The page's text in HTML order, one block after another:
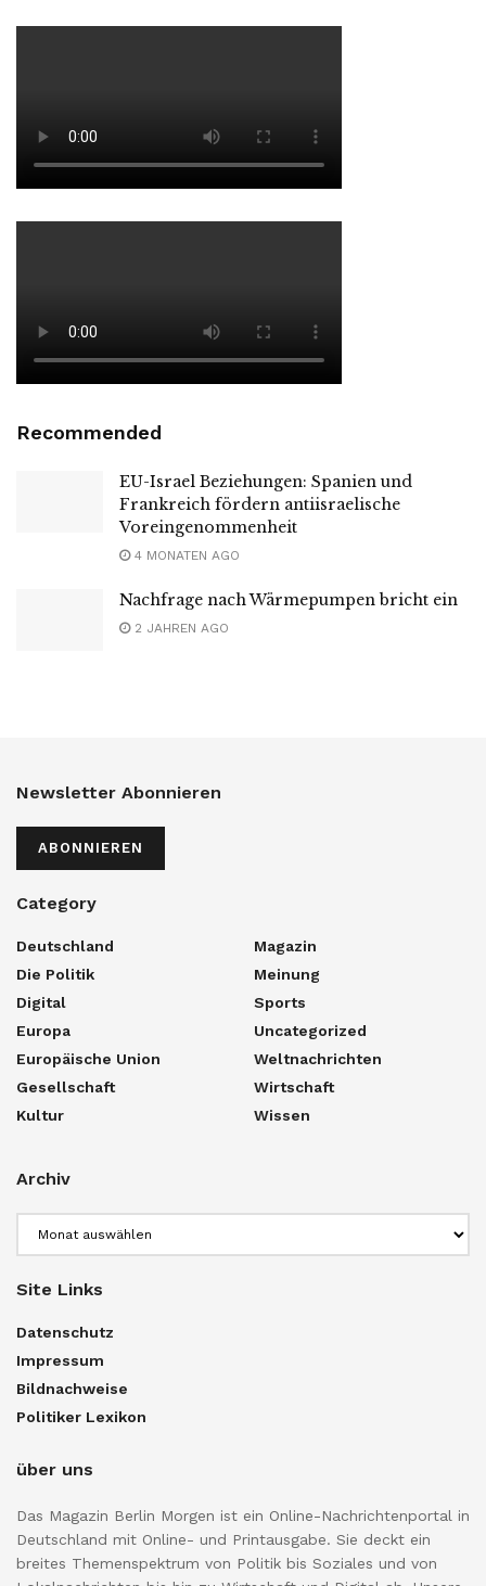
Recommended
EU-Israel Beziehungen: Spanien und
Frankreich fördern antiisraelische
Voreingenommenheit
4 MONATEN AGO
Nachfrage nach Wärmepumpen bricht ein
2 JAHREN AGO
Newsletter Abonnieren
ABONNIEREN
Category
Deutschland
Die Politik
Digital
Europa
Europäische Union
Gesellschaft
Kultur
Magazin
Meinung
Sports
Uncategorized
Weltnachrichten
Wirtschaft
Wissen
Archiv
Site Links
Datenschutz
Impressum
Bildnachweise
Politiker Lexikon
über uns
Das Magazin Berlin Morgen ist ein Online-Nachrichtenportal in
Deutschland mit Online- und Printausgabe. Sie deckt ein
breites Themenspektrum von Politik bis Soziales und von